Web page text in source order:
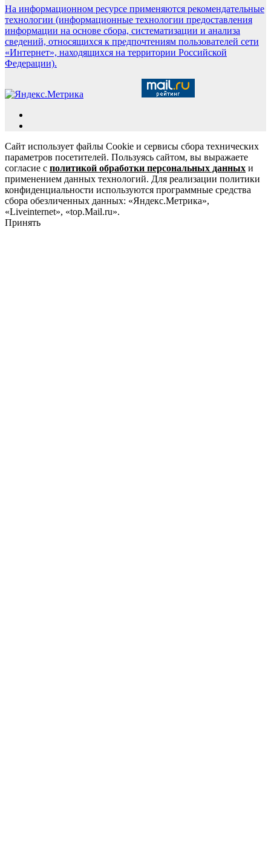
На информационном ресурсе применяются рекомендательные
технологии (информационные технологии предоставления
информации на основе сбора, систематизации и анализа
сведений, относящихся к предпочтениям пользователей сети
«Интернет», находящихся на территории Российской
Федерации).
Сайт использует файлы Cookie и сервисы сбора технических
параметров посетителей. Пользуясь сайтом, вы выражаете
согласие с политикой обработки персональных данных и
применением данных технологий. Для реализации политики
конфиденциальности используются программные средства
сбора обезличенных данных: «Яндекс.Метрика»,
«Liveinternet», «top.Mail.ru».
Принять